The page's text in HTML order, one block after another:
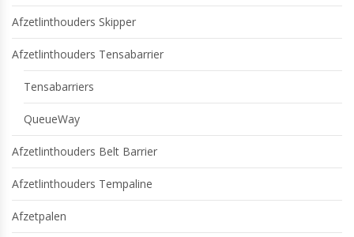
Afzetlinthouders Skipper
Afzetlinthouders Tensabarrier
Tensabarriers
QueueWay
Afzetlinthouders Belt Barrier
Afzetlinthouders Tempaline
Afzetpalen